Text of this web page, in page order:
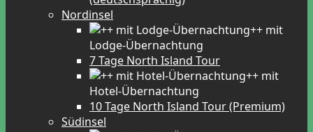
Nordinsel
++ mit
Lodge-Übernachtung
7 Tage North Island Tour
++ mit
Hotel-Übernachtung
10 Tage North Island Tour (Premium)
Südinsel